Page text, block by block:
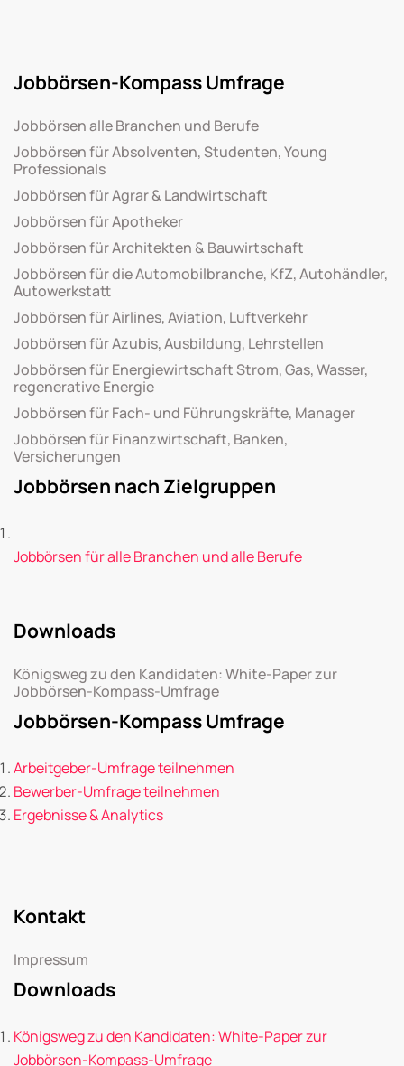
Jobbörsen-Kompass Umfrage
Jobbörsen alle Branchen und Berufe
Jobbörsen für Absolventen, Studenten, Young
Professionals
Jobbörsen für Agrar & Landwirtschaft
Jobbörsen für Apotheker
Jobbörsen für Architekten & Bauwirtschaft
Jobbörsen für die Automobilbranche, KfZ, Autohändler,
Autowerkstatt
Jobbörsen für Airlines, Aviation, Luftverkehr
Jobbörsen für Azubis, Ausbildung, Lehrstellen
Jobbörsen für Energiewirtschaft Strom, Gas, Wasser,
regenerative Energie
Jobbörsen für Fach- und Führungskräfte, Manager
Jobbörsen für Finanzwirtschaft, Banken,
Versicherungen
Jobbörsen nach Zielgruppen
Jobbörsen für alle Branchen und alle Berufe
Downloads
Königsweg zu den Kandidaten: White-Paper zur
Jobbörsen-Kompass-Umfrage
Jobbörsen-Kompass Umfrage
Arbeitgeber-Umfrage teilnehmen
Bewerber-Umfrage teilnehmen
Ergebnisse & Analytics
Kontakt
Impressum
Downloads
Königsweg zu den Kandidaten: White-Paper zur
Jobbörsen-Kompass-Umfrage